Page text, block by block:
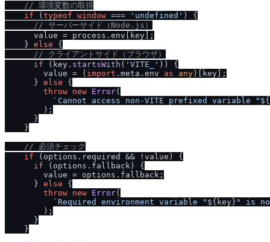
// 環境変数の取得
if ( typeof window === 'undefined' ) {
// サーバーサイド（Node.js）
      value = process.
env [key];
    }
else {
// クライアントサイド（ブラウザ）
if (key. startsWith ( 'VITE_' )) {
        value = (
import . meta . env as any )[key];
      }
else {
throw new Error(
`Cannot access non-VITE prefixed variable "
        );
      }
    }
// 必須チェック
if (options. required
&& !value) {
if (options. fallback ) {
        value = options.
fallback ;
      }
else {
throw new Error(
`Required environment variable " ${key} " is
        );
      }
    }